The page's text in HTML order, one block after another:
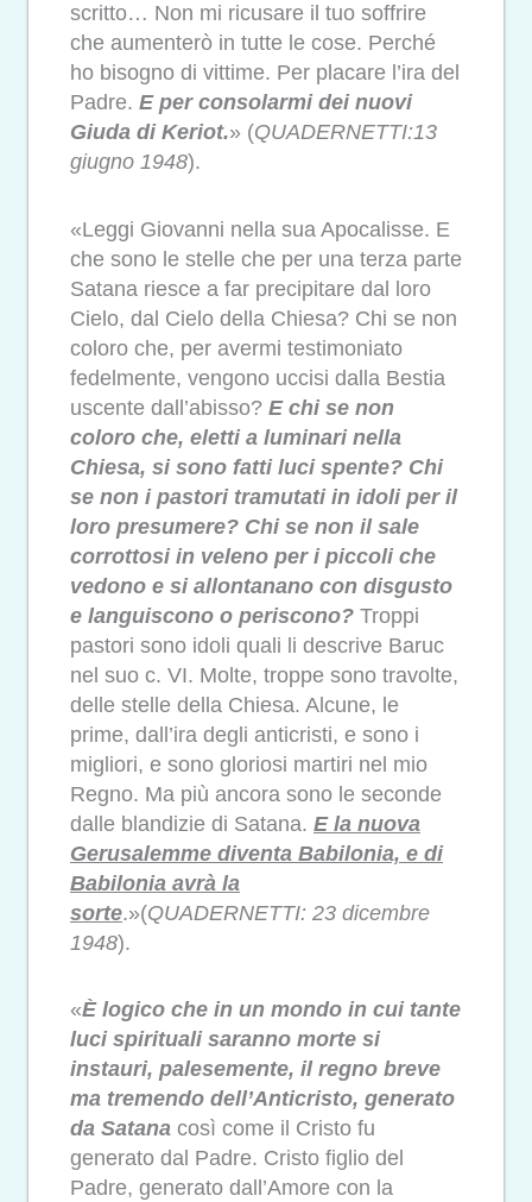
scritto… Non mi ricusare il tuo soffrire
che aumenterò in tutte le cose. Perché
ho bisogno di vittime. Per placare l’ira del
Padre. E per consolarmi dei nuovi
Giuda di Keriot.» (QUADERNETTI:13
giugno 1948).
«Leggi Giovanni nella sua Apocalisse. E
che sono le stelle che per una terza parte
Satana riesce a far precipitare dal loro
Cielo, dal Cielo della Chiesa? Chi se non
coloro che, per avermi testimoniato
fedelmente, vengono uccisi dalla Bestia
uscente dall’abisso? E chi se non
coloro che, eletti a luminari nella
Chiesa, si sono fatti luci spente? Chi
se non i pastori tramutati in idoli per il
loro presumere? Chi se non il sale
corrottosi in veleno per i piccoli che
vedono e si allontanano con disgusto
e languiscono o periscono? Troppi
pastori sono idoli quali li descrive Baruc
nel suo c. VI. Molte, troppe sono travolte,
delle stelle della Chiesa. Alcune, le
prime, dall’ira degli anticristi, e sono i
migliori, e sono gloriosi martiri nel mio
Regno. Ma più ancora sono le seconde
dalle blandizie di Satana. E la nuova
Gerusalemme diventa Babilonia, e di
Babilonia avrà la
sorte.»(QUADERNETTI: 23 dicembre
1948).
«È logico che in un mondo in cui tante
luci spirituali saranno morte si
instauri, palesemente, il regno breve
ma tremendo dell’Anticristo, generato
da Satana così come il Cristo fu
generato dal Padre. Cristo figlio del
Padre, generato dall’Amore con la